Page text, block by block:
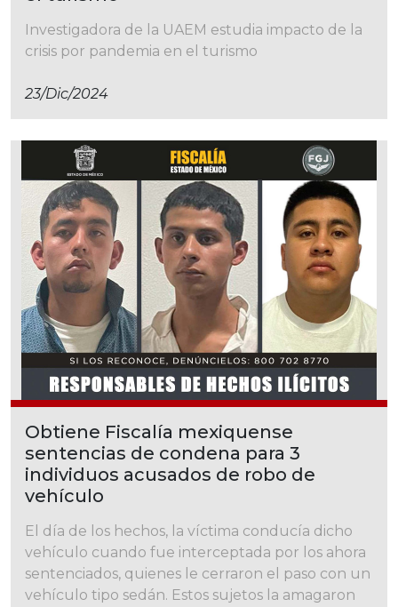
Investigadora de la UAEM estudia impacto de la
crisis por pandemia en el turismo
23/dic/2024
Obtiene Fiscalía mexiquense
sentencias de condena para 3
individuos acusados de robo de
vehículo
El día de los hechos, la víctima conducía dicho
vehículo cuando fue interceptada por los ahora
sentenciados, quienes le cerraron el paso con un
vehículo tipo sedán. Estos sujetos la amagaron